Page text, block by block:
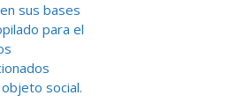
sus bases
para el
social.